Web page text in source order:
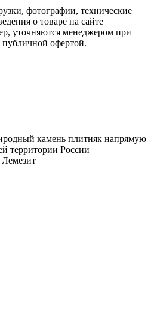
фотографии, технические
о товаре на сайте
уточняются менеджером при
офертой.
камень плитняк напрямую
территории России